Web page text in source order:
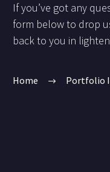
If you’ve got any
form below to drop
back to you in
Home Portfolio